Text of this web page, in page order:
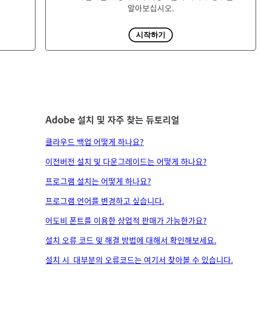
알아보십시오.
시작하기
Adobe 설치 및 자주 찾는 듀토리얼
클라우드 백업 어떻게 하나요?
이전버전 설치 및 다운그레이드는 어떻게 하나요?
프로그램 설치는 어떻게 하나요?
프로그램 언어를 변경하고 싶습니다.
어도비 폰트를 이용한 상업적 판매가 가능한가요?
설치 오류 코드 및 해결 방법에 대해서 확인해보세요.
설치 시 대부분의 오류코드는 여기서 찾아볼 수 있습니다.